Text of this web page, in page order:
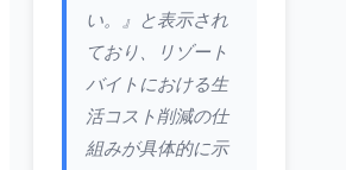
い。』と表示され
ており、リゾート
バイトにおける生
活コスト削減の仕
組みが具体的に示